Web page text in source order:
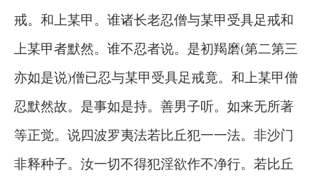
戒。和上某甲。谁诸长老忍僧与某甲受具足戒和
上某甲者默然。谁不忍者说。是初羯磨(第二第三
亦如是说)僧已忍与某甲受具足戒竟。和上某甲僧
忍默然故。是事如是持。善男子听。如来无所著
等正觉。说四波罗夷法若比丘犯一一法。非沙门
非释种子。汝一切不得犯淫欲作不净行。若比丘